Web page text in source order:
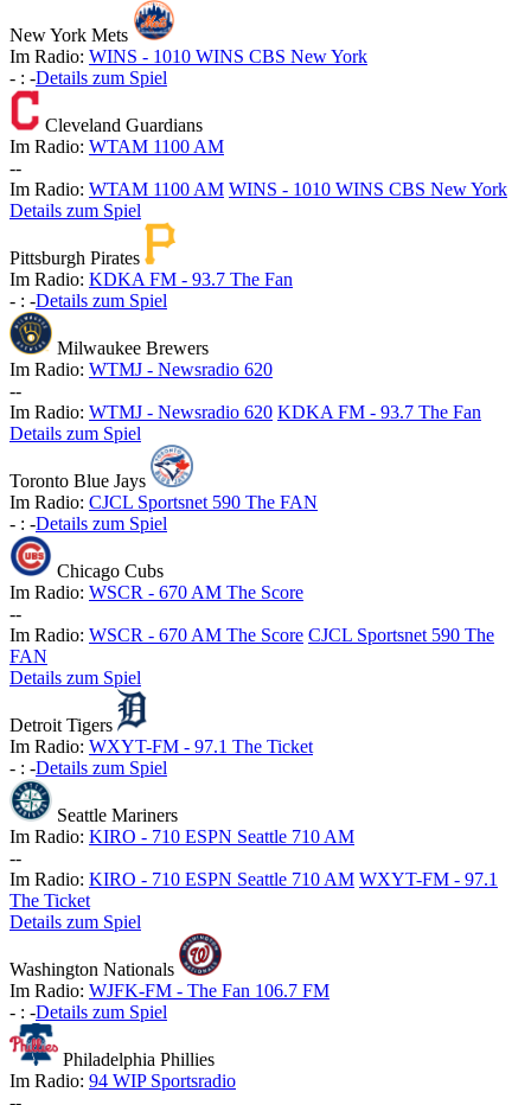
New York Mets
Im Radio: WINS - 1010 WINS CBS New York
- : -Details zum Spiel
Cleveland Guardians
Im Radio: WTAM 1100 AM
--
Im Radio: WTAM 1100 AM WINS - 1010 WINS CBS New York
Details zum Spiel
Pittsburgh Pirates
Im Radio: KDKA FM - 93.7 The Fan
- : -Details zum Spiel
Milwaukee Brewers
Im Radio: WTMJ - Newsradio 620
--
Im Radio: WTMJ - Newsradio 620 KDKA FM - 93.7 The Fan
Details zum Spiel
Toronto Blue Jays
Im Radio: CJCL Sportsnet 590 The FAN
- : -Details zum Spiel
Chicago Cubs
Im Radio: WSCR - 670 AM The Score
--
Im Radio: WSCR - 670 AM The Score CJCL Sportsnet 590 The
FAN
Details zum Spiel
Detroit Tigers
Im Radio: WXYT-FM - 97.1 The Ticket
- : -Details zum Spiel
Seattle Mariners
Im Radio: KIRO - 710 ESPN Seattle 710 AM
--
Im Radio: KIRO - 710 ESPN Seattle 710 AM WXYT-FM - 97.1
The Ticket
Details zum Spiel
Washington Nationals
Im Radio: WJFK-FM - The Fan 106.7 FM
- : -Details zum Spiel
Philadelphia Phillies
Im Radio: 94 WIP Sportsradio